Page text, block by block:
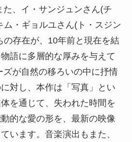
、イ・サンジュンさん(チ
ム・ギョルユさん(ト・スジン
の存在が、10年前と現在を結
語に多層的な厚みを与えて
ズが自然の移ろいの中に抒情
対し、本作は「写真」とい
を通じて、失われた時間を
的な愛の形を、最新の映像
います。音楽演出もまた、